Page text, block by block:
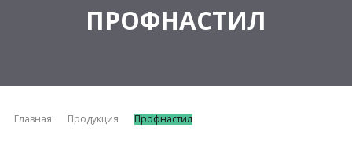
ПРОФНАСТИЛ
Главная Продукция Профнастил